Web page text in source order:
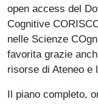
open access del
Cognitive
nelle Scienze
favorita grazie
risorse di Ateneo e
Il piano completo,